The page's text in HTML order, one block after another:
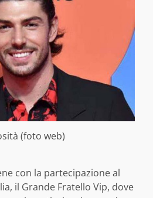
(foto web)
con la partecipazione al
il Grande Fratello Vip, dove